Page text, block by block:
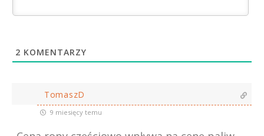
2 KOMENTARZY
TomaszD
9 miesięcy temu